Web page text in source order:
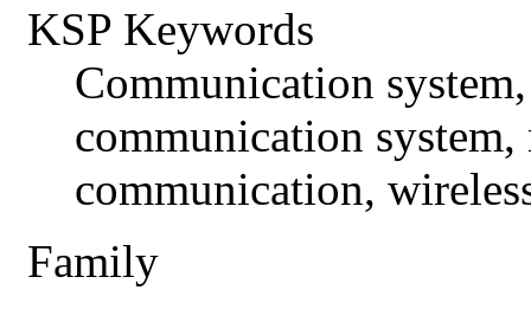
KSP Keywords
Communication
communication
communication,
Family